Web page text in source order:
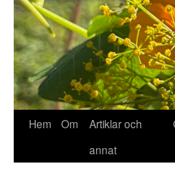
Hem Om
Artiklar och
annat